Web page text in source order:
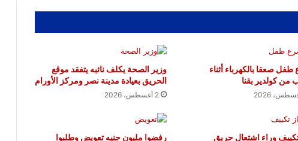
صعقا بالكهرباء أثناء
من كولدير بقنا
وزير الصحة يكلف نائبه يتفقد موقع
الحريق بعيادة مدينة نصر ومركز الأورام
2 أغسطس، 2026
وراء اشتعال حريق رفضوا مليون جنيه تعويض وطلبوا